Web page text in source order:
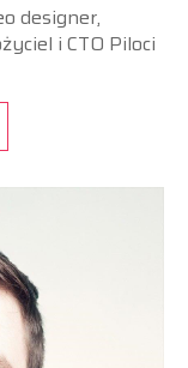
designer,
i CTO Piloci